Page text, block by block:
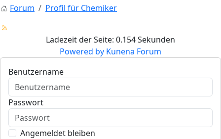
Forum Profil für Chemiker
Ladezeit der Seite: 0.154 Sekunden
Powered by Kunena Forum
Benutzername
Passwort
Angemeldet bleiben